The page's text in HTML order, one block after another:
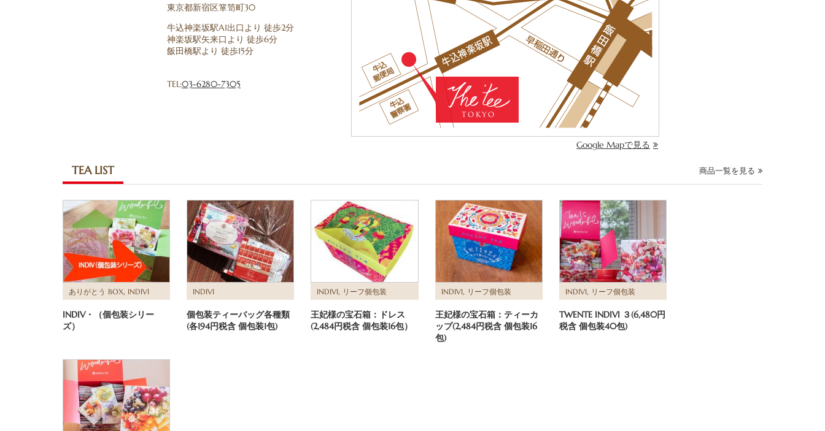
Google Mapで見る
東京都新宿区箪笥町30
牛込神楽坂駅A1出口より 徒歩2分
神楽坂駅矢来口より 徒歩6分
飯田橋駅より 徒歩15分
TEL:03-6280-7305
TEA LIST
ありがとう BOX, INDIVI
INDIV・（個包装シリー
ズ）
INDIVI
個包装ティーバッグ各種類
(各194円税含 個包装1包)
INDIVI, リーフ個包装
王妃様の宝石箱：ドレス
(2,484円税含 個包装16包）
INDIVI, リーフ個包装
王妃様の宝石箱：ティーカ
ップ(2,484円税含 個包装16
包)
INDIVI, リーフ個包装
TWENTE INDIVI ３(6,480円
税含 個包装40包)
商品一覧を見る